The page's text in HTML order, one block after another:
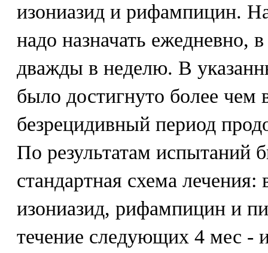
изониазид и рифампицин.
надо назначать ежедневно,
дважды в неделю. В
было достигнуто более чем
безрецидивный период
По результатам испытаний
стандартная схема лечения:
изониазид, рифампицин и
течение следующих 4 мес -